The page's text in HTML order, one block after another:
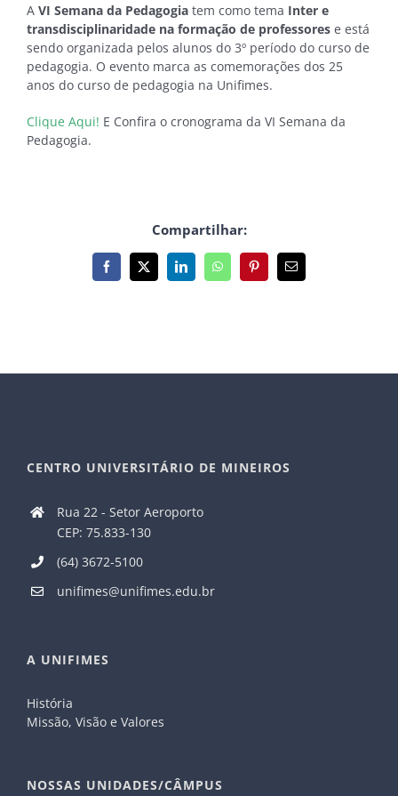
A VI Semana da Pedagogia tem como tema Inter e
transdisciplinaridade na formação de professores e está
sendo organizada pelos alunos do 3º período do curso de
pedagogia. O evento marca as comemorações dos 25
anos do curso de pedagogia na Unifimes.
Clique Aqui! E Confira o cronograma da VI Semana da
Pedagogia.
Compartilhar:
Facebook
X LinkedInWhatsAppPinterest
E-
mail
CENTRO UNIVERSITÁRIO DE MINEIROS
Rua 22 - Setor Aeroporto
CEP: 75.833-130
(64) 3672-5100
unifimes@unifimes.edu.br
A UNIFIMES
História
Missão, Visão e Valores
NOSSAS UNIDADES/CÂMPUS